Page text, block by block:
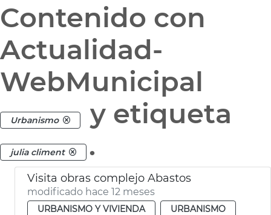
Contenido con
Actualidad-
WebMunicipal
Urbanismo y etiqueta
julia climent .
Visita obras complejo Abastos
modificado hace 12 meses
URBANISMO Y VIVIENDA
URBANISMO